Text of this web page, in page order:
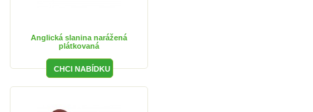
Anglická slanina narážená
plátkovaná